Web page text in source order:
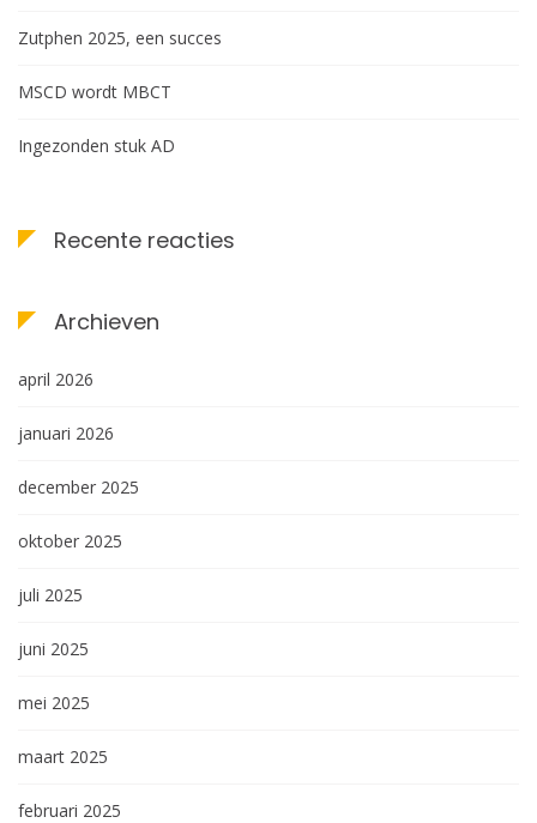
Zutphen 2025, een succes
MSCD wordt MBCT
Ingezonden stuk AD
Recente reacties
Archieven
april 2026
januari 2026
december 2025
oktober 2025
juli 2025
juni 2025
mei 2025
maart 2025
februari 2025